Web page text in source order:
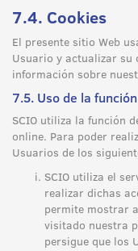
7.4. Cookies
El presente sitio Web
Usuario y actualizar su
información sobre
7.5. Uso de la
SCIO utiliza la función
online. Para poder
Usuarios de los
SCIO utiliza el
realizar dichas
permite mostrar
visitado nuestra
persigue que los